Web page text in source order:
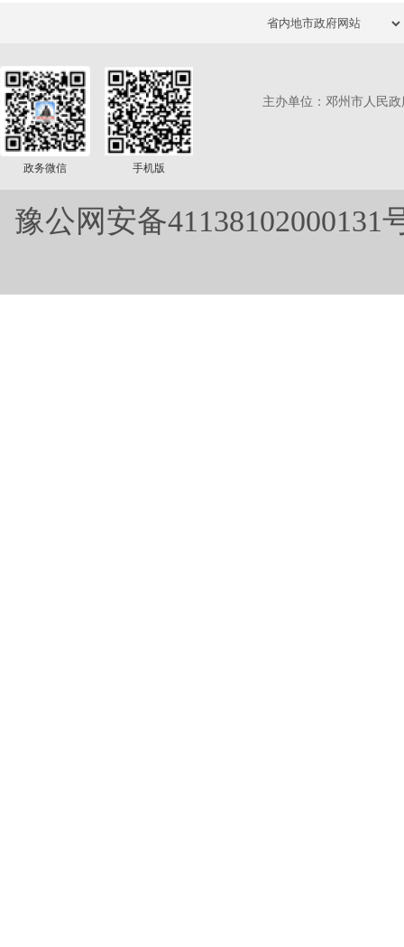
政务微信 手机版
主办单位：邓州市人民
豫公网安备41138102000131